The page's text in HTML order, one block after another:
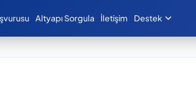
Altyapı Sorgula İletişim Destek expand_more